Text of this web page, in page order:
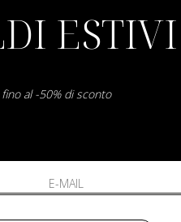
Contatti
ESTIVI
fino al -50% di sconto